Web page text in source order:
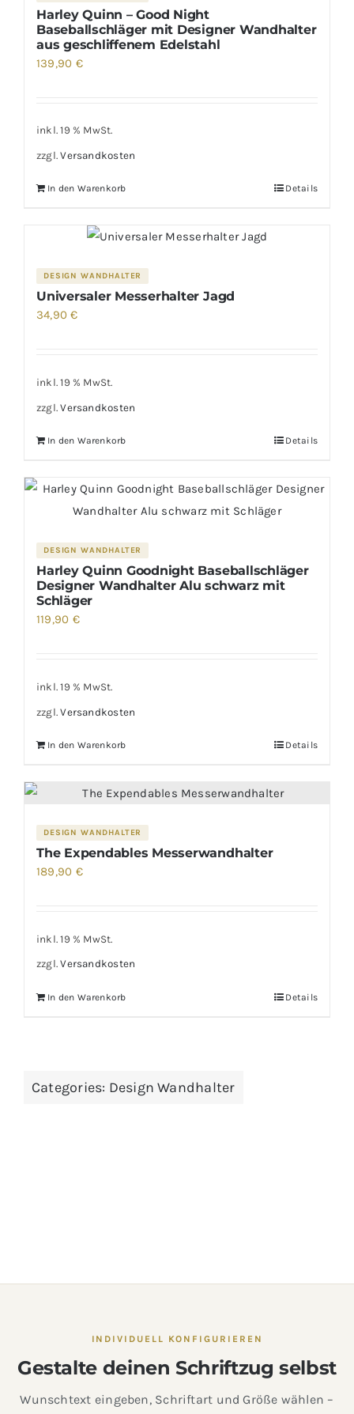
Harley Quinn – Good Night
Baseballschläger mit Designer Wandhalter
aus geschliffenem Edelstahl
139,90 €
inkl. 19 % MwSt.
zzgl.Versandkosten
In den Warenkorb Details
DESIGN WANDHALTER
Universaler Messerhalter Jagd
34,90€
inkl. 19 % MwSt.
zzgl.Versandkosten
In den Warenkorb Details
DESIGN WANDHALTER
Harley Quinn Goodnight Baseballschläger
Designer Wandhalter Alu schwarz mit
Schläger
119,90 €
inkl. 19 % MwSt.
zzgl.Versandkosten
In den Warenkorb Details
DESIGN WANDHALTER
The Expendables Messerwandhalter
189,90 €
inkl. 19 % MwSt.
zzgl.Versandkosten
In den Warenkorb Details
Categories: Design Wandhalter
INDIVIDUELL KONFIGURIEREN
Gestalte deinen Schriftzug selbst
Wunschtext eingeben, Schriftart und Größe wählen –